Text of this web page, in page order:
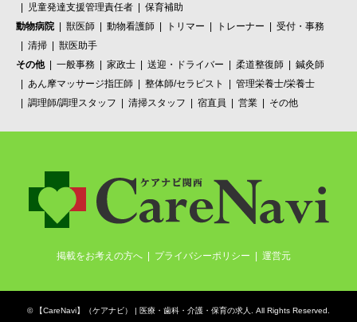
児童発達支援管理責任者
保育補助
動物病院
獣医師 動物看護師 トリマー トレーナー
受付・事務
清掃
獣医助手
その他
一般事務 家政士 送迎・ドライバー 柔道整復師
鍼灸師
あん摩マッサージ指圧師
整体師/セラピスト
管理栄養士/栄養士
調理師/調理スタッフ
清掃スタッフ 宿直員 営業 その他
掲載をお考えの方へ プライバシーポリシー 運営元
© 【CareNavi】（ケアナビ） | 医療・歯科・介護・保育の求人‎ . All Rights Reserved.